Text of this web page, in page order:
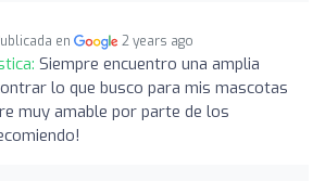
en 2 years ago
Siempre encuentro una amplia
lo que busco para mis mascotas
muy amable por parte de los